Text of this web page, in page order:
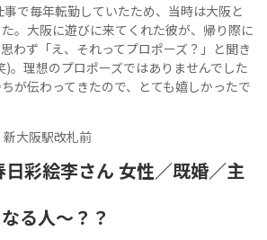
事で毎年転勤していたため、当時は大阪と
。大阪に遊びに来てくれた彼が、帰り際に
わず「え、それってプロポーズ？」と聞き
。理想のプロポーズではありませんでした
が伝わってきたので、とても嬉しかったで
新大阪駅改札前
彩絵李さん 女性／既婚／主
る人〜？？